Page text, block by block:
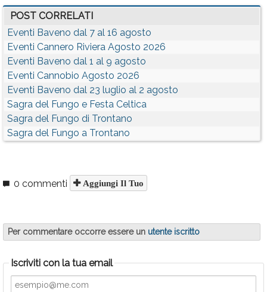
POST CORRELATI
Eventi Baveno dal 7 al 16 agosto
Eventi Cannero Riviera Agosto 2026
Eventi Baveno dal 1 al 9 agosto
Eventi Cannobio Agosto 2026
Eventi Baveno dal 23 luglio al 2 agosto
Sagra del Fungo e Festa Celtica
Sagra del Fungo di Trontano
Sagra del Fungo a Trontano
0 commenti Aggiungi Il Tuo
Per commentare occorre essere un utente iscritto
Iscriviti con la tua email